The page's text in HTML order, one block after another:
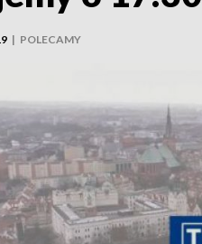
| POLECAMY